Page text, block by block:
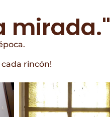
mirada."
rincón!